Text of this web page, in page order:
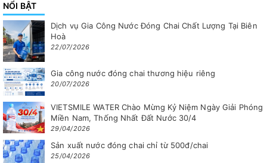
NỔI BẬT
Dịch vụ Gia Công Nước Đóng Chai Chất Lượng Tại Biên
Hoà
22/07/2026
Gia công nước đóng chai thương hiệu riêng
20/07/2026
VIETSMILE WATER Chào Mừng Kỷ Niệm Ngày Giải Phóng
Miền Nam, Thống Nhất Đất Nước 30/4
29/04/2026
Sản xuất nước đóng chai chỉ từ 500đ/chai
25/04/2026